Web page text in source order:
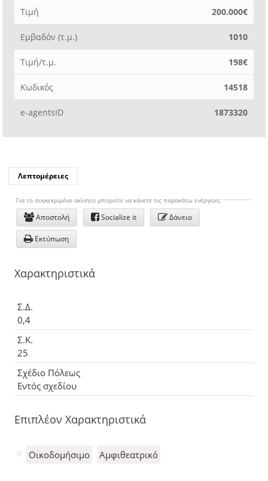
Τιμή 200.000€
Εμβαδόν (τ.μ.) 1010
Τιμή/τ.μ. 198€
Κωδικός 14518
e-agentsID 1873320
Λεπτομέρειες
Για το συγκεκριμένo ακίνητο μπορείτε να κάνετε τις παρακάτω ενέργειες
Αποστολή Socialize it Δάνειο
Εκτύπωση
Χαρακτηριστικά
Σ.Δ.
0,4
Σ.Κ.
25
Σχέδιο Πόλεως
Εντός σχεδίου
Επιπλέον Χαρακτηριστικά
Οικοδομήσιμο Αμφιθεατρικό